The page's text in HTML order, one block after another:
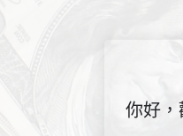
你好，